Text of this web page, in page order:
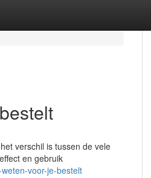
verschil is tussen de vele
en gebruik
voor-je-bestelt